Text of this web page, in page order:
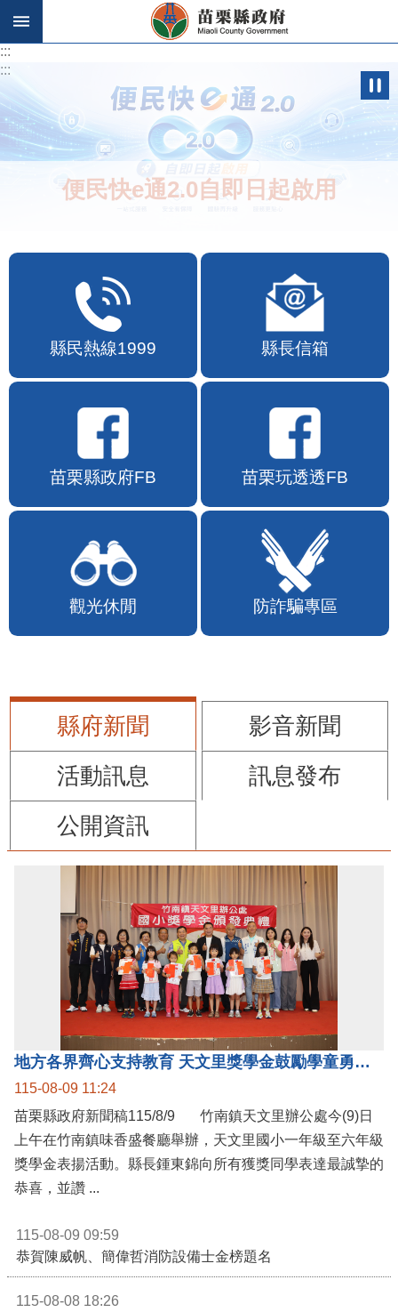
跳到主要內容區塊
:::
:::
便民快e通2.0自即日起啟用
縣民熱線1999 縣長信箱
苗栗縣政府FB 苗栗玩透透FB
觀光休閒 防詐騙專區
縣府新聞
影音新聞
活動訊息
訊息發布
公開資訊
地方各界齊心支持教育 天文里獎學金鼓勵學童勇敢追夢
115-08-09 11:24
苗栗縣政府新聞稿115/8/9 竹南鎮天文里辦公處今(9)日
上午在竹南鎮味香盛餐廳舉辦，天文里國小一年級至六年級
獎學金表揚活動。縣長鍾東錦向所有獲獎同學表達最誠摯的
115-08-09 09:59
恭賀陳威帆、簡偉哲消防設備士金榜題名
115-08-08 18:26